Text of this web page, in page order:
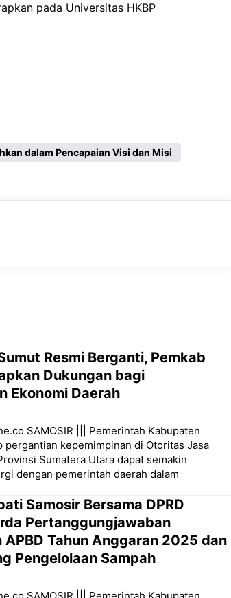
pada Universitas HKBP
dalam Pencapaian Visi dan Misi
Resmi Berganti, Pemkab
Dukungan bagi
Ekonomi Daerah
SAMOSIR ||| Pemerintah Kabupaten
pergantian kepemimpinan di Otoritas Jasa
Sumatera Utara dapat semakin
dengan pemerintah daerah dalam
Samosir Bersama DPRD
Pertanggungjawaban
APBD Tahun Anggaran 2025 dan
Pengelolaan Sampah